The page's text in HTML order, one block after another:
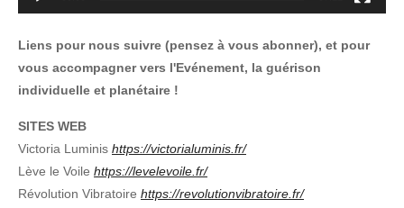
Liens pour nous suivre (pensez à vous abonner), et pour
vous accompagner vers l'Evénement, la guérison
individuelle et planétaire !
SITES WEB
Victoria Luminis https://victorialuminis.fr/
Lève le Voile https://levelevoile.fr/
Révolution Vibratoire https://revolutionvibratoire.fr/